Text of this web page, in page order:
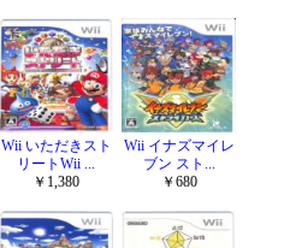
Wii いただきスト
リートWii ...
￥1,380
Wii イナズマイレ
ブン スト...
￥680